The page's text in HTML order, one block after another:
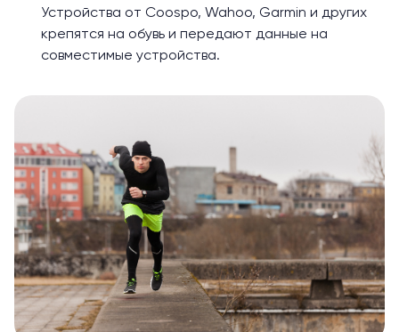
Устройства от Coospo, Wahoo, Garmin и других
крепятся на обувь и передают данные на
совместимые устройства.